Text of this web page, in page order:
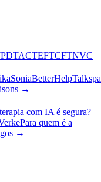
PDTACTEFTCFTNVC
SoniaBetterHelp
→
com IA é segura?
Para quem é a
→